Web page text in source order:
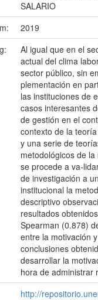
SALARIO
2019
Al igual que en el
actual del clima
sector público, sin
plementación en
las instituciones de
casos interesantes
de gestión en el
contexto de la
y una serie de
metodológicos de
se procede a va-
de investigación a
institucional la
descriptivo
resultados
Spearman (0.878)
entre la motivación
conclusiones
desarrollar la
hora de administrar
http://